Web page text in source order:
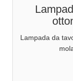
Lampada da